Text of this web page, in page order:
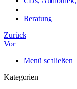
Beratung
Zurück
Vor
Menü schließen
Kategorien